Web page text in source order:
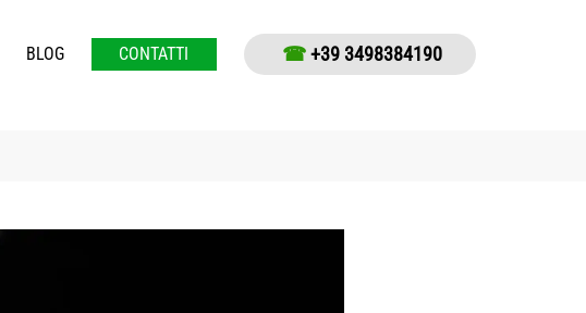
BLOG CONTATTI ☎+39 3498384190